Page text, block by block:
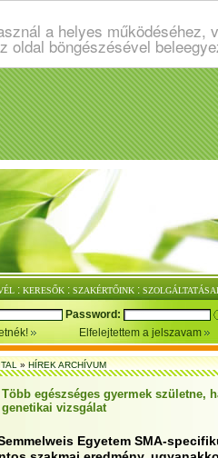
a helyes
oldal böngészésével
: KERESŐK : SZAKÉRTŐINK :
Password:
Elfelejtettem a jelszavam
»HÍREK ARCHÍVUM
Több egészséges gyermek születne,
genetikai vizsgálat
Egyetem SMA-